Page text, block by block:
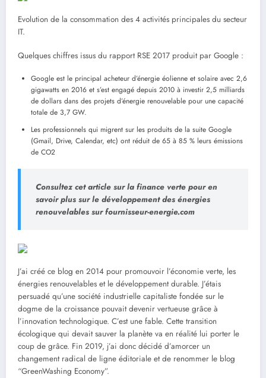
Evolution de la consommation des 4 activités principales du secteur
IT.
Quelques chiffres issus du rapport RSE 2017 produit par Google :
Google est le principal acheteur d’énergie éolienne et solaire avec 2,6
gigawatts en 2016 et s’est engagé depuis 2010 à investir 2,5 milliards
de dollars dans des projets d’énergie renouvelable pour une capacité
totale de 3,7 GW.
Les professionnels qui migrent sur les produits de la suite Google
(Gmail, Drive, Calendar, etc) ont réduit de 65 à 85 % leurs émissions
de CO2
Consultez cet article sur la finance verte pour en
savoir plus sur le développement des énergies
renouvelables sur fournisseur-energie.com
J’ai créé ce blog en 2014 pour promouvoir l’économie verte, les
énergies renouvelables et le développement durable. J’étais
persuadé qu’une société industrielle capitaliste fondée sur le
dogme de la croissance pouvait devenir vertueuse grâce à
l’innovation technologique. C’est une fable. Cette transition
écologique qui devait sauver la planète va en réalité lui porter le
coup de grâce. Fin 2019, j’ai donc décidé d’amorcer un
changement radical de ligne éditoriale et de renommer le blog
“GreenWashing Economy”.